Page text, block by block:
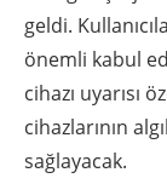
geldi.
önemli kabul
cihazı uyarısı
cihazlarının
sağlayacak.